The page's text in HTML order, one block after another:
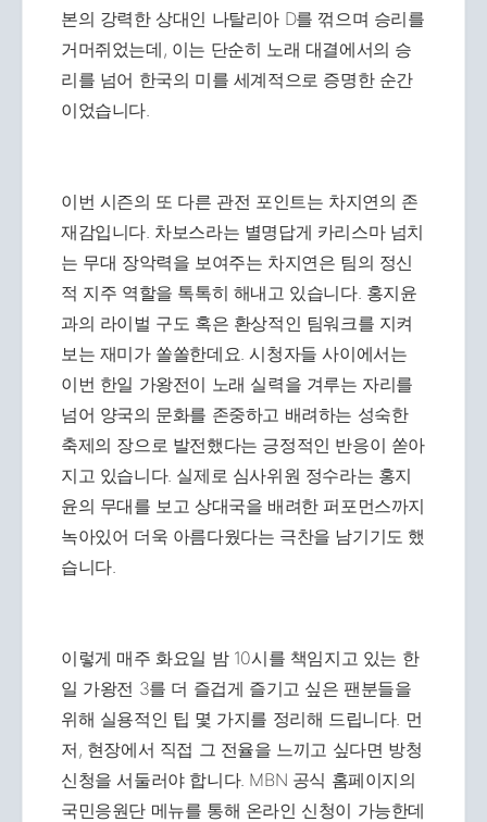
본의 강력한 상대인 나탈리아 D를 꺾으며 승리를
거머쥐었는데, 이는 단순히 노래 대결에서의 승
리를 넘어 한국의 미를 세계적으로 증명한 순간
이었습니다.
이번 시즌의 또 다른 관전 포인트는 차지연의 존
재감입니다. 차보스라는 별명답게 카리스마 넘치
는 무대 장악력을 보여주는 차지연은 팀의 정신
적 지주 역할을 톡톡히 해내고 있습니다. 홍지윤
과의 라이벌 구도 혹은 환상적인 팀워크를 지켜
보는 재미가 쏠쏠한데요. 시청자들 사이에서는
이번 한일 가왕전이 노래 실력을 겨루는 자리를
넘어 양국의 문화를 존중하고 배려하는 성숙한
축제의 장으로 발전했다는 긍정적인 반응이 쏟아
지고 있습니다. 실제로 심사위원 정수라는 홍지
윤의 무대를 보고 상대국을 배려한 퍼포먼스까지
녹아있어 더욱 아름다웠다는 극찬을 남기기도 했
습니다.
이렇게 매주 화요일 밤 10시를 책임지고 있는 한
일 가왕전 3를 더 즐겁게 즐기고 싶은 팬분들을
위해 실용적인 팁 몇 가지를 정리해 드립니다. 먼
저, 현장에서 직접 그 전율을 느끼고 싶다면 방청
신청을 서둘러야 합니다. MBN 공식 홈페이지의
국민응원단 메뉴를 통해 온라인 신청이 가능한데